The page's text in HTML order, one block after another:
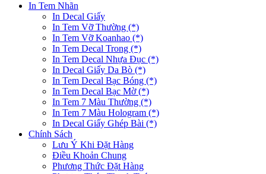
In Tem Nhãn
In Decal Giấy
In Tem Vỡ Thường (*)
In Tem Vỡ Koanhao (*)
In Tem Decal Trong (*)
In Tem Decal Nhựa Đục (*)
In Decal Giấy Da Bò (*)
In Tem Decal Bạc Bóng (*)
In Tem Decal Bạc Mờ (*)
In Tem 7 Màu Thường (*)
In Tem 7 Màu Hologram (*)
In Decal Giấy Ghép Bài (*)
Chính Sách
Lưu Ý Khi Đặt Hàng
Điều Khoản Chung
Phương Thức Đặt Hàng